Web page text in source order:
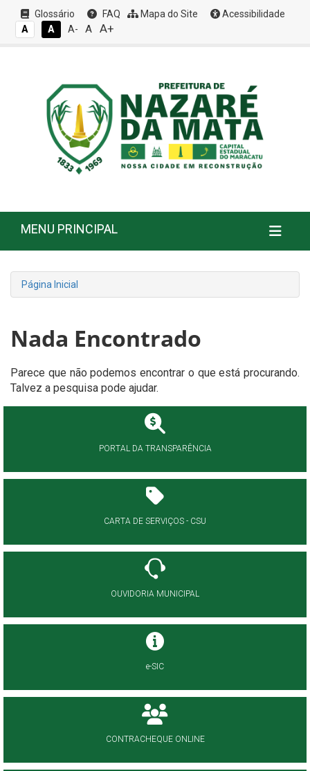
Glossário FAQ Mapa do Site
Acessibilidade
A
A A- A A+
MENU PRINCIPAL
Página Inicial
Nada Encontrado
Parece que não podemos encontrar o que está procurando.
Talvez a pesquisa pode ajudar.
PORTAL DA TRANSPARÊNCIA
CARTA DE SERVIÇOS - CSU
OUVIDORIA MUNICIPAL
e-SIC
CONTRACHEQUE ONLINE